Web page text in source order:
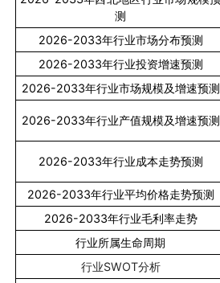
测
2026-2033年行业市场分布预测
2026-2033年行业投资增速预测
2026-2033年行业市场规模及增速预测
2026-2033年行业产值规模及增速预测
2026-2033年行业成本走势预测
2026-2033年行业平均价格走势预测
2026-2033年行业毛利率走势
行业所属生命周期
行业SWOT分析